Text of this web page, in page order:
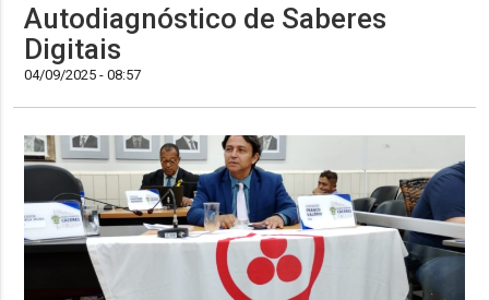
Autodiagnóstico de Saberes
Digitais
04/09/2025 - 08:57